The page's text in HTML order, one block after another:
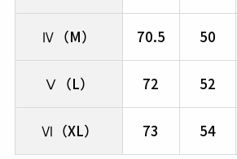
Ⅳ（M） 70.5 50
Ⅴ（L） 72 52
Ⅵ（XL） 73 54